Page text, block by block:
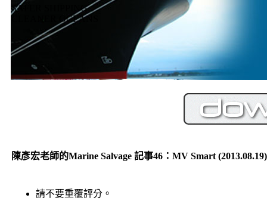
SAFER SHIPPING
CLEANER OCEANS
陳彥宏老師的Marine Salvage 記事46：MV Smart (2013.08.19)
請不要重覆評分。